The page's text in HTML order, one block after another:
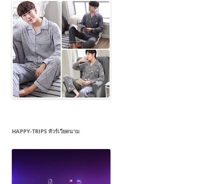
HAPPY-TRIPS ทัวร์เวียดนาม